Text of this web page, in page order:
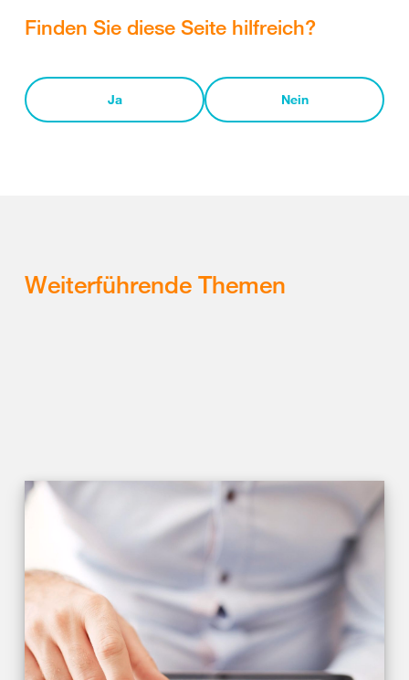
Finden Sie diese Seite hilfreich?
Ja Nein
Weiterführende Themen